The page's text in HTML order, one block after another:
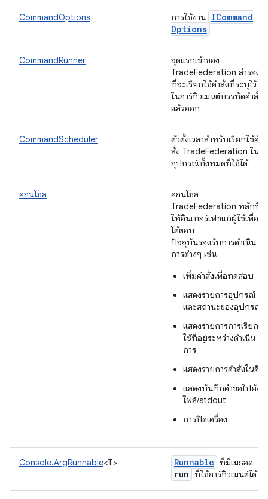
CommandOptions การใช้งาน ICommand
Options
CommandRunner
จุดแรกเข้าของ
TradeFederation สำรอง
ที่จะเรียกใช้คำสั่งที่ระบุไว้
ในอาร์กิวเมนต์บรรทัดคำสั่ง
แล้วออก
CommandScheduler
ตัวตั้งเวลาสำหรับเรียกใช้คํา
สั่ง TradeFederation ใน
อุปกรณ์ทั้งหมดที่ใช้ได้
คอนโซล
คอนโซล
TradeFederation หลักที่
ให้อินเทอร์เฟซแก่ผู้ใช้เพื่อ
โต้ตอบ
ปัจจุบันรองรับการดำเนิน
การต่างๆ เช่น
เพิ่มคําสั่งเพื่อทดสอบ
แสดงรายการอุปกรณ์
และสถานะของอุปกรณ์
แสดงรายการการเรียก
ใช้ที่อยู่ระหว่างดำเนิน
การ
แสดงรายการคำสั่งในคิว
แสดงบันทึกคําขอไปยัง
ไฟล์/stdout
การปิดเครื่อง
Console.ArgRunnable<T> Runnable ที่มีเมธอด
run ที่ใช้อาร์กิวเมนต์ได้